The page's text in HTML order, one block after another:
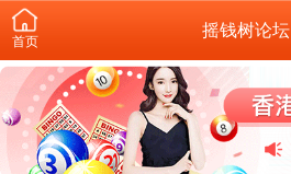
首页
摇钱树论坛